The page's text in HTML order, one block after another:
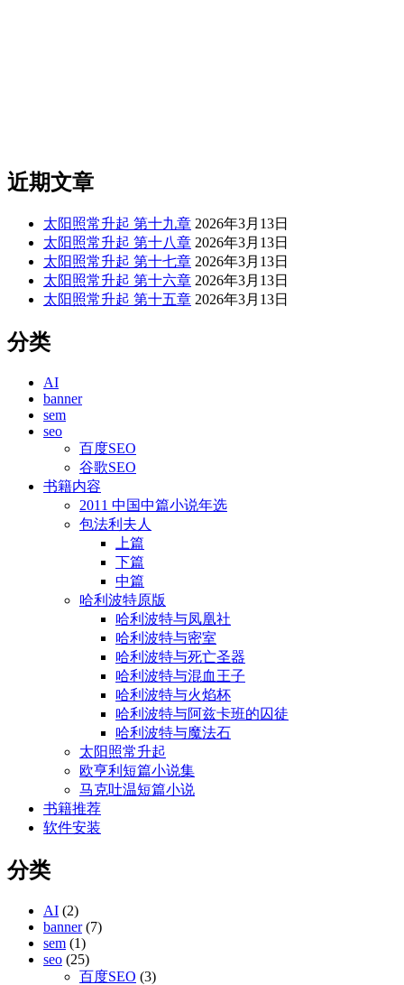
近期文章
太阳照常升起 第十九章 2026年3月13日
太阳照常升起 第十八章 2026年3月13日
太阳照常升起 第十七章 2026年3月13日
太阳照常升起 第十六章 2026年3月13日
太阳照常升起 第十五章 2026年3月13日
分类
AI
banner
sem
seo
百度SEO
谷歌SEO
书籍内容
2011 中国中篇小说年选
包法利夫人
上篇
下篇
中篇
哈利波特原版
哈利波特与凤凰社
哈利波特与密室
哈利波特与死亡圣器
哈利波特与混血王子
哈利波特与火焰杯
哈利波特与阿兹卡班的囚徒
哈利波特与魔法石
太阳照常升起
欧亨利短篇小说集
马克吐温短篇小说
书籍推荐
软件安装
分类
AI (2)
banner(7)
sem (1)
seo (25)
百度SEO (3)